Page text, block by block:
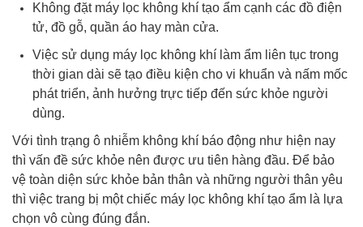
Không đặt máy lọc không khí tạo ẩm cạnh các đồ điện
tử, đồ gỗ, quần áo hay màn cửa.
Việc sử dụng máy lọc không khí làm ẩm liên tục trong
thời gian dài sẽ tạo điều kiện cho vi khuẩn và nấm mốc
phát triển, ảnh hưởng trực tiếp đến sức khỏe người
dùng.
Với tình trạng ô nhiễm không khí báo động như hiện nay
thì vấn đề sức khỏe nên được ưu tiên hàng đầu. Để bảo
vệ toàn diện sức khỏe bản thân và những người thân yêu
thì việc trang bị một chiếc máy lọc không khí tạo ẩm là lựa
chọn vô cùng đúng đắn.